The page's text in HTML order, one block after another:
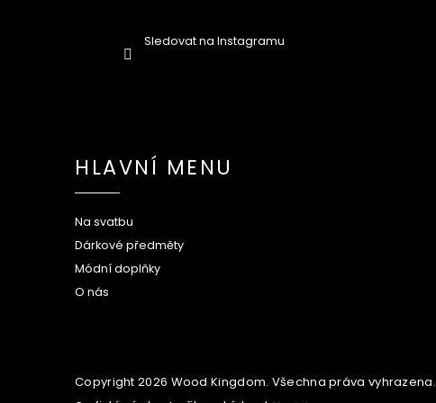
Sledovat na Instagramu
HLAVNÍ MENU
Na svatbu
Dárkové předměty
Módní doplňky
O nás
Copyright 2026 Wood Kingdom. Všechna práva vyhrazena.